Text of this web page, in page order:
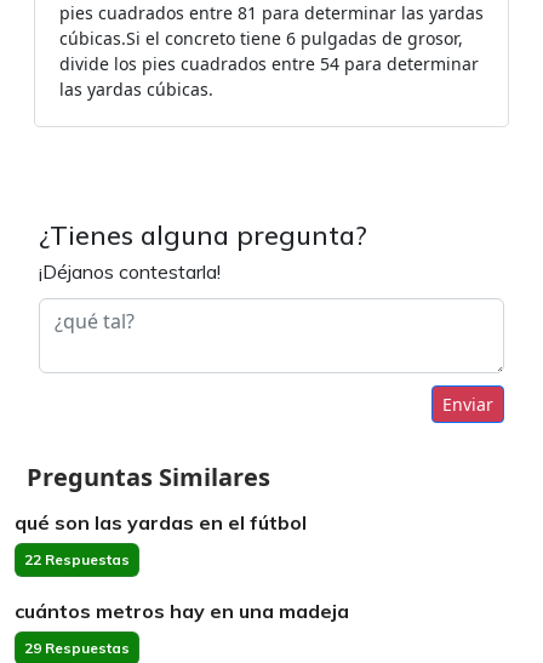
pies cuadrados entre 81 para determinar las yardas
cúbicas.Si el concreto tiene 6 pulgadas de grosor,
divide los pies cuadrados entre 54 para determinar
las yardas cúbicas.
¿Tienes alguna pregunta?
¡Déjanos contestarla!
Enviar
Preguntas Similares
qué son las yardas en el fútbol
22 Respuestas
cuántos metros hay en una madeja
29 Respuestas